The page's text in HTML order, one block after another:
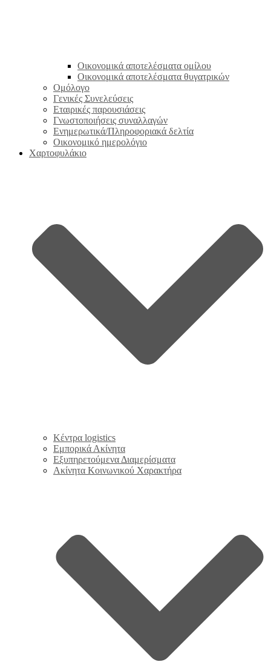
Οικονομικά αποτελέσματα ομίλου
Οικονομικά αποτελέσματα θυγατρικών
Ομόλογο
Γενικές Συνελεύσεις
Εταιρικές παρουσιάσεις
Γνωστοποιήσεις συναλλαγών
Ενημερωτικά/Πληροφοριακά δελτία
Οικονομικό ημερολόγιο
Χαρτοφυλάκιο
Κέντρα logistics
Εμπορικά Ακίνητα
Εξυπηρετούμενα Διαμερίσματα
Ακίνητα Κοινωνικού Χαρακτήρα